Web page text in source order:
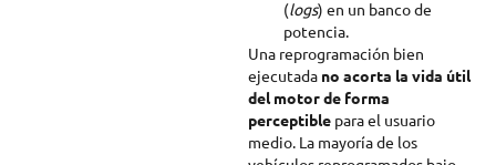
(logs) en un banco de
potencia.
Una reprogramación bien
ejecutada no acorta la vida útil
del motor de forma
perceptible para el usuario
medio. La mayoría de los